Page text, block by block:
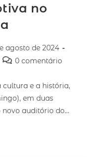
no
agosto de 2024
0 comentário
cultura e a história,
em duas
novo auditório do…